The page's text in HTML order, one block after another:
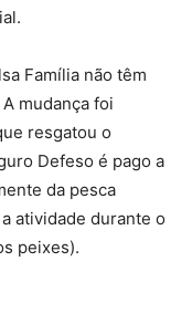
Família não têm
mudança foi
resgatou o
Defeso é pago a
da pesca
atividade durante o
peixes).